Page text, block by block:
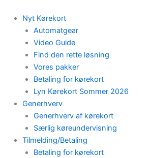
content
Nyt Kørekort
Automatgear
Video Guide
Find den rette løsning
Vores pakker
Betaling for kørekort
Lyn Kørekort Sommer 2026
Generhverv
Generhverv af kørekort
Særlig køreundervisning
Tilmelding/Betaling
Betaling for kørekort